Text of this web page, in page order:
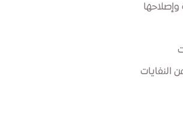
النفايات